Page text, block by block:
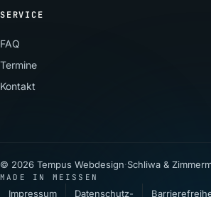
SERVICE
FAQ
Termine
Kontakt
© 2026 Tempus Webdesign·Schliwa &
MADE IN MEISSEN
Impressum Datenschutz­